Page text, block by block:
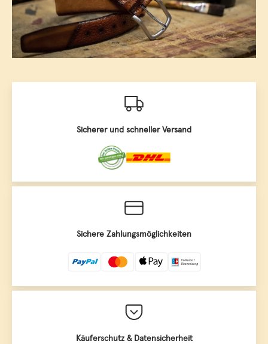
Sicherer und schneller Versand
Sichere Zahlungsmöglichkeiten
Käuferschutz & Datensicherheit